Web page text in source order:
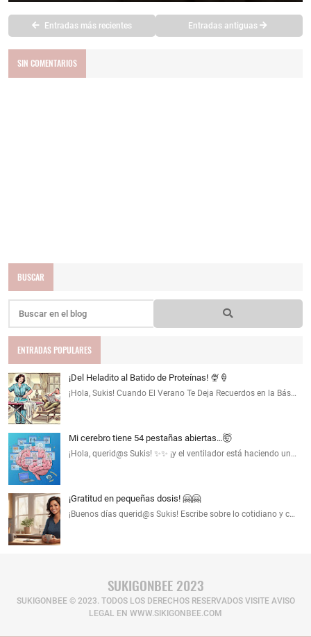
Entradas más recientes Entradas antiguas
SIN COMENTARIOS
BUSCAR
ENTRADAS POPULARES
¡Del Heladito al Batido de Proteínas! 🍨🍦
¡Hola, Sukis! Cuando El Verano Te Deja Recuerdos en la Bás…
Mi cerebro tiene 54 pestañas abiertas…🤯
¡Hola, querid@s Sukis! ✨✨ ¡y el ventilador está haciendo un…
¡Gratitud en pequeñas dosis! 🤗🤗
¡Buenos días querid@s Sukis! Escribe sobre lo cotidiano y c…
SUKIGONBEE 2023
SUKIGONBEE © 2023. TODOS LOS DERECHOS RESERVADOS​ VISITE AVISO
LEGAL EN WWW.SIKIGONBEE.COM